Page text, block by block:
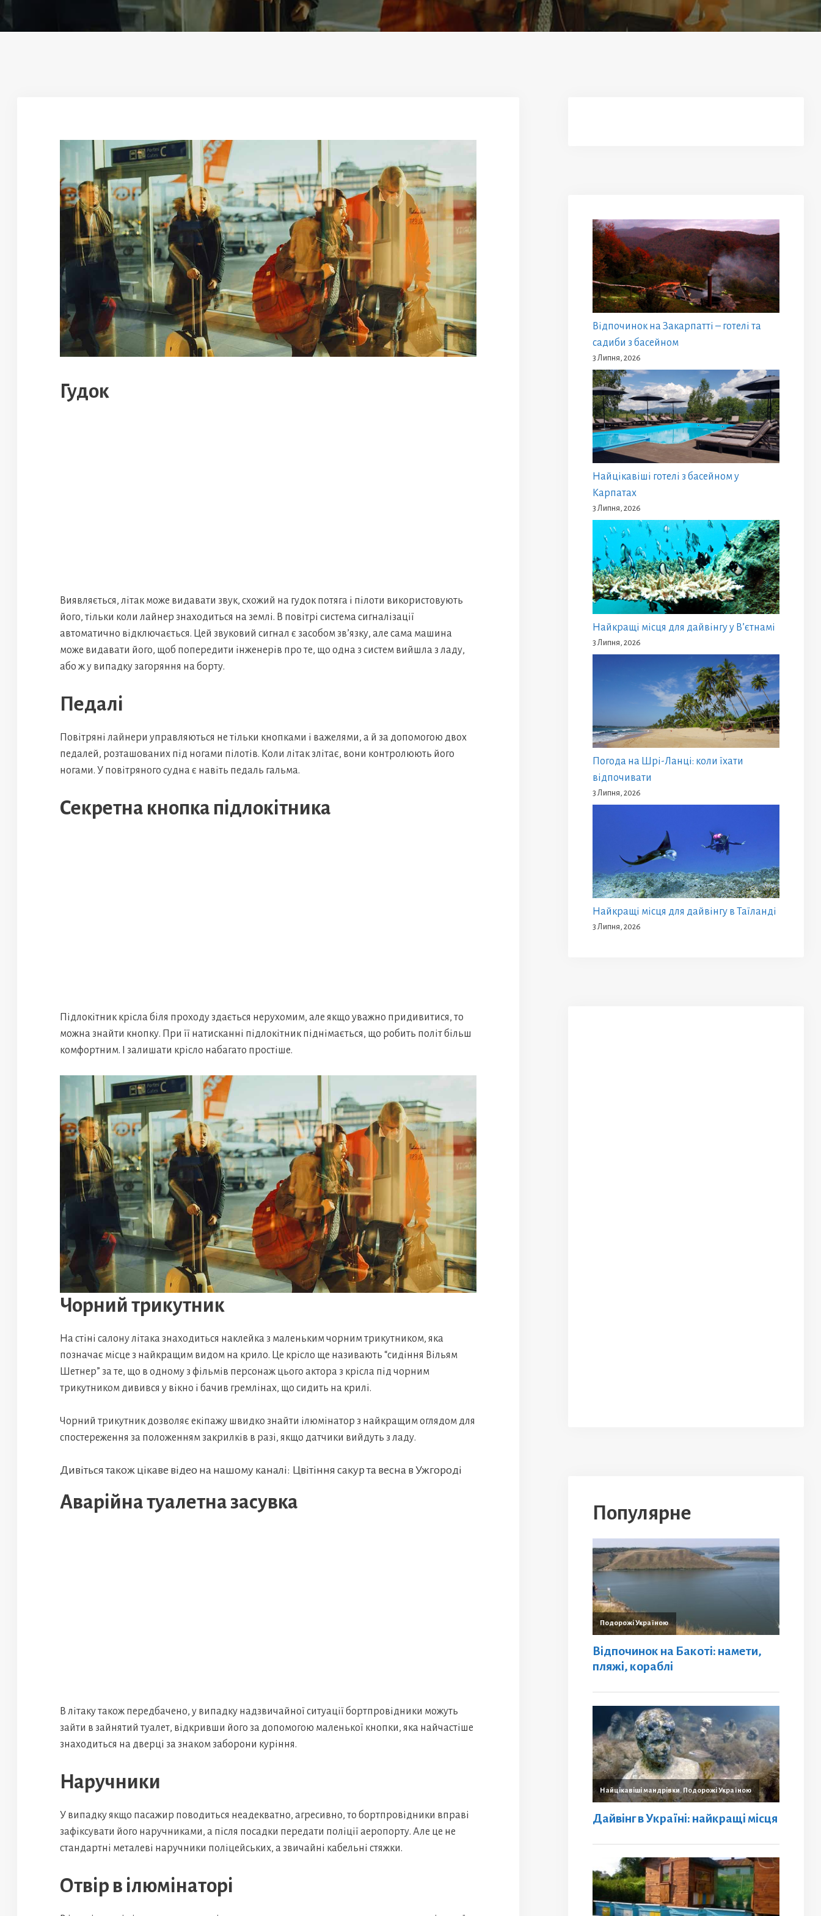
Гудок
Виявляється, літак може видавати звук, схожий на гудок потяга і пілоти використовують
його, тільки коли лайнер знаходиться на землі. В повітрі система сигналізації
автоматично відключається. Цей звуковий сигнал є засобом зв’язку, але сама машина
може видавати його, щоб попередити інженерів про те, що одна з систем вийшла з ладу,
або ж у випадку загоряння на борту.
Педалі
Повітряні лайнери управляються не тільки кнопками і важелями, а й за допомогою двох
педалей, розташованих під ногами пілотів. Коли літак злітає, вони контролюють його
ногами. У повітряного судна є навіть педаль гальма.
Секретна кнопка підлокітника
Підлокітник крісла біля проходу здається нерухомим, але якщо уважно придивитися, то
можна знайти кнопку. При її натисканні підлокітник піднімається, що робить політ більш
комфортним. І залишати крісло набагато простіше.
Чорний трикутник
На стіні салону літака знаходиться наклейка з маленьким чорним трикутником, яка
позначає місце з найкращим видом на крило. Це крісло ще називають “сидіння Вільям
Шетнер” за те, що в одному з фільмів персонаж цього актора з крісла під чорним
трикутником дивився у вікно і бачив гремлінах, що сидить на крилі.
Чорний трикутник дозволяє екіпажу швидко знайти ілюмінатор з найкращим оглядом для
спостереження за положенням закрилків в разі, якщо датчики вийдуть з ладу.
Дивіться також цікаве відео на нашому каналі: Цвітіння сакур та весна в Ужгороді
Аварійна туалетна засувка
В літаку також передбачено, у випадку надзвичайної ситуації бортпровідники можуть
зайти в зайнятий туалет, відкривши його за допомогою маленької кнопки, яка найчастіше
знаходиться на дверці за знаком заборони куріння.
Наручники
У випадку якщо пасажир поводиться неадекватно, агресивно, то бортпровідники вправі
зафіксувати його наручниками, а після посадки передати поліції аеропорту. Але це не
стандартні металеві наручники поліцейських, а звичайні кабельні стяжки.
Отвір в ілюмінаторі
Відпочинок на Закарпатті – готелі та
садиби з басейном
3 Липня, 2026
Найцікавіші готелі з басейном у
Карпатах
3 Липня, 2026
Найкращі місця для дайвінгу у В’єтнамі
3 Липня, 2026
Погода на Шрі-Ланці: коли їхати
відпочивати
3 Липня, 2026
Найкращі місця для дайвінгу в Таїланді
3 Липня, 2026
Популярне